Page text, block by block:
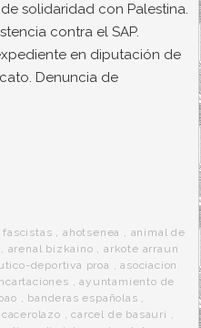
solidaridad con Palestina.
contra el SAP.
en diputación de
Denuncia de
, ahotsenea , animal de
, arenal bizkaino ,arkote arraun
deportiva proa ,asociacion
,ayuntamiento de
, banderas españolas ,
cacerolazo ,carcel de basauri ,